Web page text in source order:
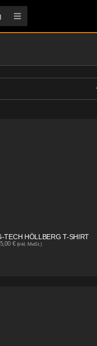
TECH HÖLLBERG T-SHIRT
€ (inkl. MwSt.)